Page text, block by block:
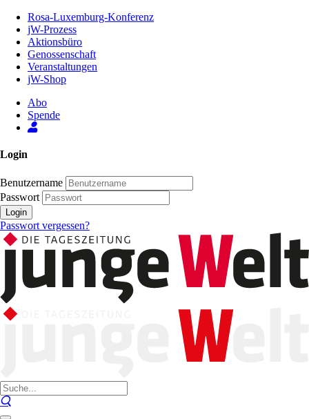
Inhalt
Seite
Rosa-Luxemburg-Konferenz
jW-Prozess
Aktionsbüro
Genossenschaft
Veranstaltungen
jW-Shop
Abo
Spende
Login
Benutzername
Passwort
Login
Passwort vergessen?